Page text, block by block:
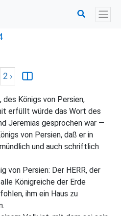
2 ›
des Königs von Persien,
erfüllt würde das Wort des
Jeremias gesprochen war —
von Persien, daß er in
und auch schriftlich
von Persien: Der HERR, der
Königreiche der Erde
ihm ein Haus zu